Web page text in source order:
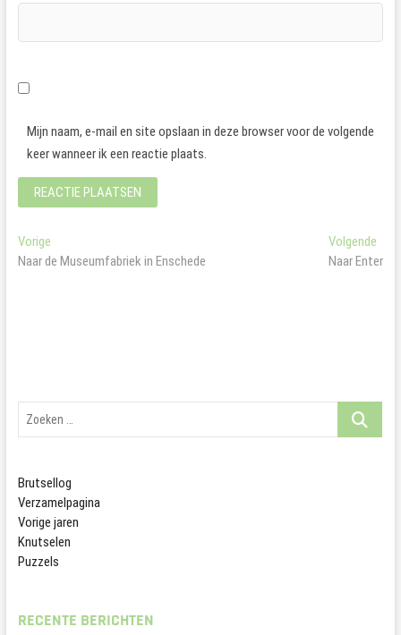
Mijn naam, e-mail en site opslaan in deze browser voor de volgende
keer wanneer ik een reactie plaats.
Bericht
navigatie
VorigeVorig
bericht:
Naar de Museumfabriek in Enschede
Volgende
Naar Enter
Zoeken
Brutsellog
Verzamelpagina
Vorige jaren
Knutselen
Puzzels
RECENTE BERICHTEN